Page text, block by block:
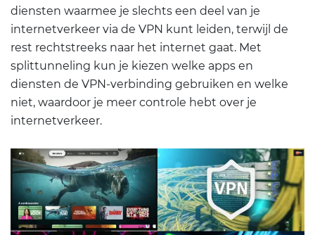
diensten waarmee je slechts een deel van je
internetverkeer via de VPN kunt leiden, terwijl de
rest rechtstreeks naar het internet gaat. Met
splittunneling kun je kiezen welke apps en
diensten de VPN-verbinding gebruiken en welke
niet, waardoor je meer controle hebt over je
internetverkeer.